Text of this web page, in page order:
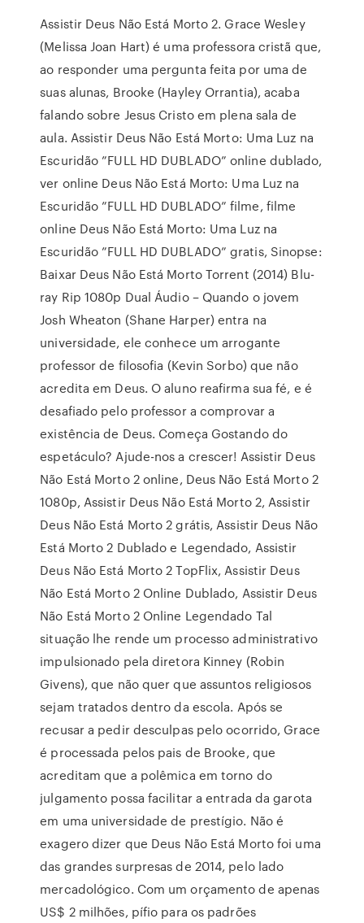
Assistir Deus Não Está Morto 2. Grace Wesley
(Melissa Joan Hart) é uma professora cristã que,
ao responder uma pergunta feita por uma de
suas alunas, Brooke (Hayley Orrantia), acaba
falando sobre Jesus Cristo em plena sala de
aula. Assistir Deus Não Está Morto: Uma Luz na
Escuridão ”FULL HD DUBLADO” online dublado,
ver online Deus Não Está Morto: Uma Luz na
Escuridão ”FULL HD DUBLADO” filme, filme
online Deus Não Está Morto: Uma Luz na
Escuridão ”FULL HD DUBLADO” gratis, Sinopse:
Baixar Deus Não Está Morto Torrent (2014) Blu-
ray Rip 1080p Dual Áudio – Quando o jovem
Josh Wheaton (Shane Harper) entra na
universidade, ele conhece um arrogante
professor de filosofia (Kevin Sorbo) que não
acredita em Deus. O aluno reafirma sua fé, e é
desafiado pelo professor a comprovar a
existência de Deus. Começa Gostando do
espetáculo? Ajude-nos a crescer! Assistir Deus
Não Está Morto 2 online, Deus Não Está Morto 2
1080p, Assistir Deus Não Está Morto 2, Assistir
Deus Não Está Morto 2 grátis, Assistir Deus Não
Está Morto 2 Dublado e Legendado, Assistir
Deus Não Está Morto 2 TopFlix, Assistir Deus
Não Está Morto 2 Online Dublado, Assistir Deus
Não Está Morto 2 Online Legendado Tal
situação lhe rende um processo administrativo
impulsionado pela diretora Kinney (Robin
Givens), que não quer que assuntos religiosos
sejam tratados dentro da escola. Após se
recusar a pedir desculpas pelo ocorrido, Grace
é processada pelos pais de Brooke, que
acreditam que a polêmica em torno do
julgamento possa facilitar a entrada da garota
em uma universidade de prestígio. Não é
exagero dizer que Deus Não Está Morto foi uma
das grandes surpresas de 2014, pelo lado
mercadológico. Com um orçamento de apenas
US$ 2 milhões, pífio para os padrões